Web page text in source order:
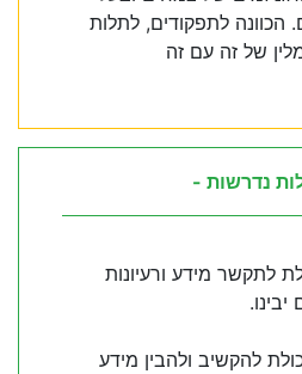
הכוונה לתפקודים, לתלות
של זה עם זה
נדרשות -
לתקשר מידע ורעיונות
להקשיב ולהבין מידע